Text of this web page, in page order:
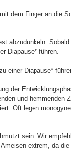
dem Finger an die
abzudunkeln.
Diapause* führen.
einer Diapause*
der
und hemmenden
Oft legen
sein. Wir
extrem, da